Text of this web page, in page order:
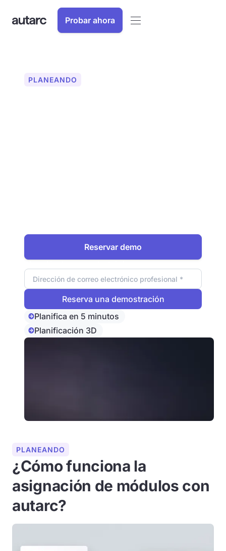
Probar ahora
PLANEANDO
Reservar demo
Planifica en 5 minutos
Planificación 3D
PLANEANDO
¿Cómo funciona la
asignación de módulos con
autarc?